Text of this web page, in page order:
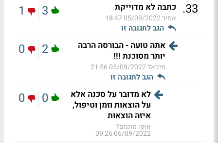
33
. כתבה לא מדוייקת
אמיר05/09/2022 18:47
הגב לתגובה זו
3
1
אתה טועה - הבורסה הרבה
יותר מסוכנת !!!
מיכאל05/09/2022 21:56
הגב לתגובה זו
2
0
לא מדובר על סכנה אלא
על הוצאות וזמן וטיפול,
איזה הוצאות
אתה מתמם?
06/09/2022 09:26
0
0